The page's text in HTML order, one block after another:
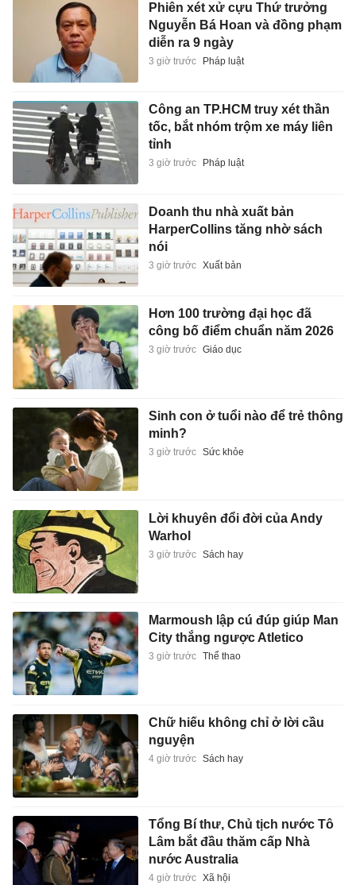
Phiên xét xử cựu Thứ trưởng
Nguyễn Bá Hoan và đồng phạm
diễn ra 9 ngày
3 giờ trước Pháp luật
Công an TP.HCM truy xét thần
tốc, bắt nhóm trộm xe máy liên
tỉnh
3 giờ trước Pháp luật
Doanh thu nhà xuất bản
HarperCollins tăng nhờ sách
nói
3 giờ trước Xuất bản
Hơn 100 trường đại học đã
công bố điểm chuẩn năm 2026
3 giờ trước Giáo dục
Sinh con ở tuổi nào để trẻ thông
minh?
3 giờ trước Sức khỏe
Lời khuyên đổi đời của Andy
Warhol
3 giờ trước Sách hay
Marmoush lập cú đúp giúp Man
City thắng ngược Atletico
3 giờ trước Thể thao
Chữ hiếu không chỉ ở lời cầu
nguyện
4 giờ trước Sách hay
Tổng Bí thư, Chủ tịch nước Tô
Lâm bắt đầu thăm cấp Nhà
nước Australia
4 giờ trước Xã hội